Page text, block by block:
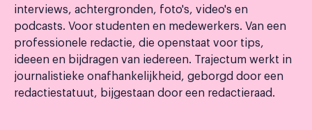
interviews, achtergronden, foto's, video's en
podcasts. Voor studenten en medewerkers. Van een
professionele redactie, die openstaat voor tips,
ideeen en bijdragen van iedereen. Trajectum werkt in
journalistieke onafhankelijkheid, geborgd door een
redactiestatuut, bijgestaan door een redactieraad.